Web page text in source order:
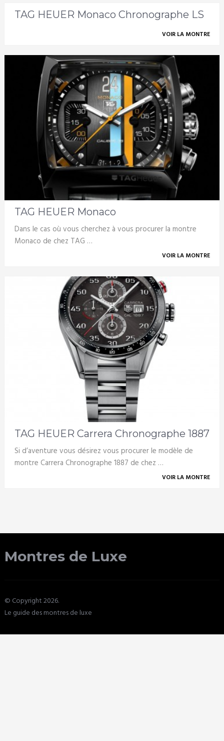
TAG HEUER Monaco Chronographe LS
VOIR LA MONTRE
TAG HEUER Monaco
Dans le cas où vous cherchez à vous procurer la montre
Monaco de chez TAG …
VOIR LA MONTRE
TAG HEUER Carrera Chronographe 1887
Si d’aventure vous désirez vous procurer le modèle de
montre Carrera Chronographe 1887 de chez …
VOIR LA MONTRE
Montres de Luxe
© Copyright 2026.
Le guide des montres de luxe